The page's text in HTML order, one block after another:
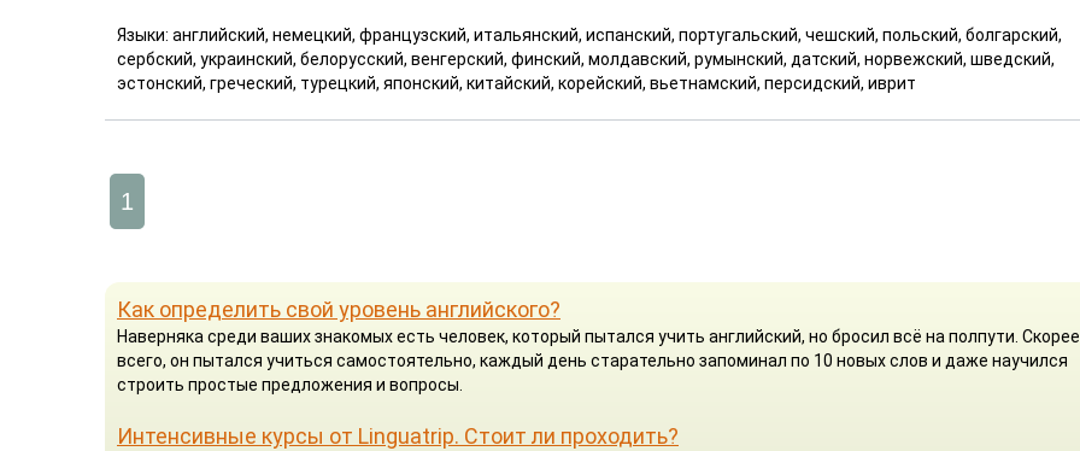
Языки: английский, немецкий, французский, итальянский, испанский, португальский, чешский, польский, болгарский,
сербский, украинский, белорусский, венгерский, финский, молдавский, румынский, датский, норвежский, шведский,
эстонский, греческий, турецкий, японский, китайский, корейский, вьетнамский, персидский, иврит
1
Как определить свой уровень английского?
Наверняка среди ваших знакомых есть человек, который пытался учить английский, но бросил всё на полпути. Скорее
всего, он пытался учиться самостоятельно, каждый день старательно запоминал по 10 новых слов и даже научился
строить простые предложения и вопросы.
Интенсивные курсы от Linguatrip. Стоит ли проходить?